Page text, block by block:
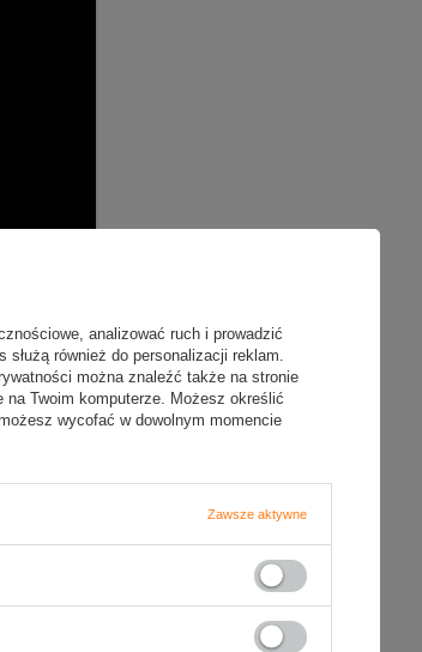
swoją opinię
analizować ruch i prowadzić
również do personalizacji reklam.
można znaleźć także na stronie
Twoim komputerze. Możesz określić
wycofać w dowolnym momencie
Zawsze aktywne